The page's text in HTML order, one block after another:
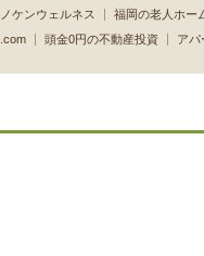
ケンウェルネス
福岡の老人ホー
頭金0円の不動産投資 アパ